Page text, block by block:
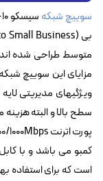
سوییچ شبکه
مزایای این سوییچ
است که برای استفاده